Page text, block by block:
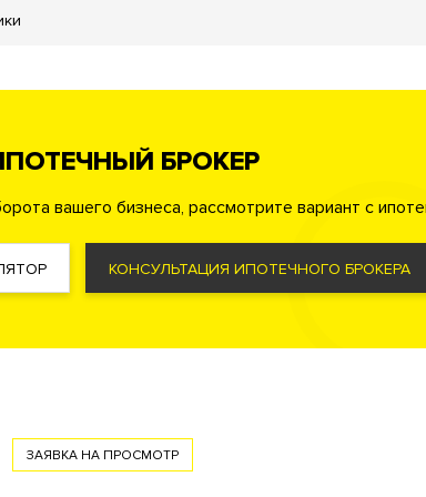
БРОКЕР
вашего бизнеса, рассмотрите вариант с
КОНСУЛЬТАЦИЯ ИПОТЕЧНОГО БРОКЕРА
ЗАЯВКА НА ПРОСМОТР